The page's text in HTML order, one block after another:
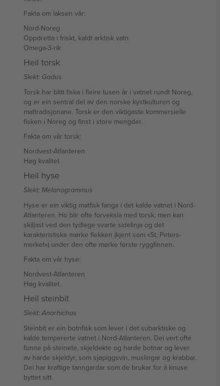
Fakta om laksen vår:
Nord-Noreg
Oppdretta i friskt, kaldt arktisk vatn
Omega-3-rik
Heil torsk
Slekt: Gadus
Torsk har blitt fiska i fleire tusen år i vatnet rundt Noreg,
og er ein sentral del av den norske kystkulturen og
mattradisjonane. Torsk er den viktigaste kommersielle
fisken i Noreg og finst i store mengder.
Fakta om vår torsk:
Nordvest-Atlanteren
Høg kvalitet
Heil hyse
Slekt: Melanogrammus
Hyse er ein viktig matfisk fanga i det kalde vatnet i Nord-
Atlanteren. Ho blir ofte forveksla med torsk, men kan
skiljast ved den tydlege svarte sidelinja og det
karakteristiske mørke flekken (kjent som «St. Peters-
merket») under den ofte mørke første ryggfinnen.
Fakta om vår hyse:
Nordvest-Atlanteren
Høg kvalitet
Heil steinbit
Slekt: Anarhichas
Steinbit er ein botnfisk som lever i det subarktiske og
kalde tempererte vatnet i Nord-Atlanteren. Dei vert ofte
funne på steinete, skjeldekte og harde botnar og lever
av harde skjeldyr, som sjøpiggsvin, muslingar og krabbar.
Dei har kraftige tanngardar som de brukar for å knuse
byttet sitt.